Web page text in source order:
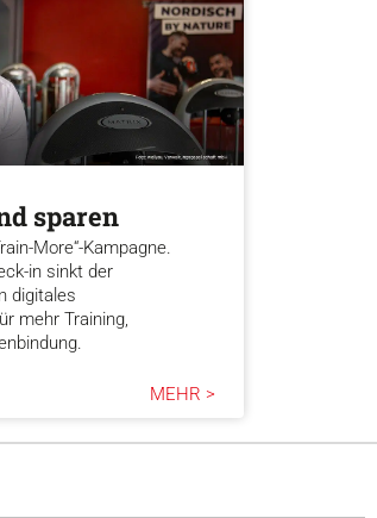
sparen
More“-Kampagne.
in sinkt der
digitales
mehr Training,
MEHR >